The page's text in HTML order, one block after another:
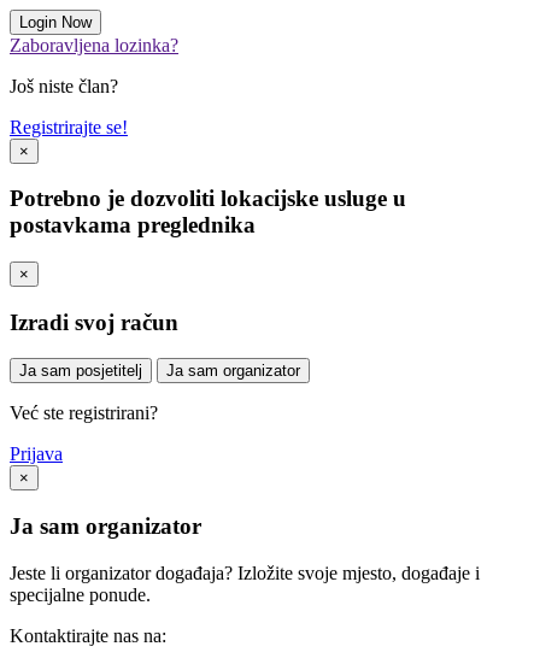
Zaboravljena lozinka?
Još niste član?
Registrirajte se!
×
Potrebno je dozvoliti lokacijske usluge u
postavkama preglednika
×
Izradi svoj račun
Ja sam posjetitelj Ja sam organizator
Već ste registrirani?
Prijava
×
Ja sam organizator
Jeste li organizator događaja? Izložite svoje mjesto, događaje i
specijalne ponude.
Kontaktirajte nas na: